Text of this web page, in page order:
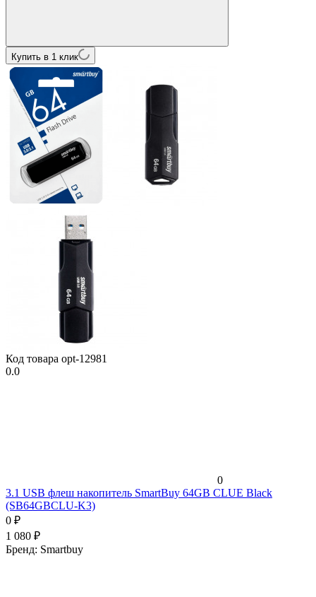
Купить в 1 клик
Код товара opt-12981
0.0
0
3.1 USB флеш накопитель SmartBuy 64GB CLUE Black
(SB64GBCLU-K3)
0 ₽
1 080 ₽
Бренд: Smartbuy